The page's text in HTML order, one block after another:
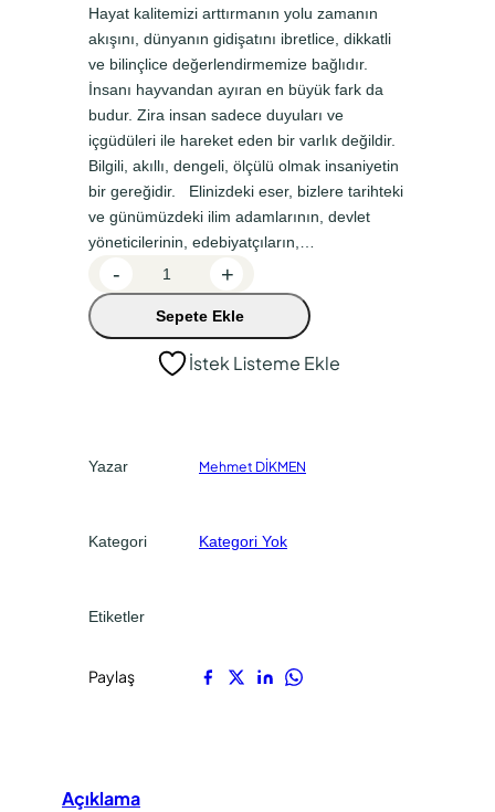
i
a
l
f
i
y
a
:
0
d
k
i
f
i
y
a
:
0
Hayat kalitemizi arttırmanın yolu zamanın
akışını, dünyanın gidişatını ibretlice, dikkatli
ve bilinçlice değerlendirmemize bağlıdır.
İnsanı hayvandan ayıran en büyük fark da
budur. Zira insan sadece duyuları ve
içgüdüleri ile hareket eden bir varlık değildir.
Bilgili, akıllı, dengeli, ölçülü olmak insaniyetin
bir gereğidir. Elinizdeki eser, bizlere tarihteki
ve günümüzdeki ilim adamlarının, devlet
yöneticilerinin, edebiyatçıların,…
o
ş
y
a
i
- +
Sepete Ekle
İstek Listeme Ekle
Yazar Mehmet DİKMEN
Kategori Kategori Yok
Etiketler
Paylaş
Açıklama